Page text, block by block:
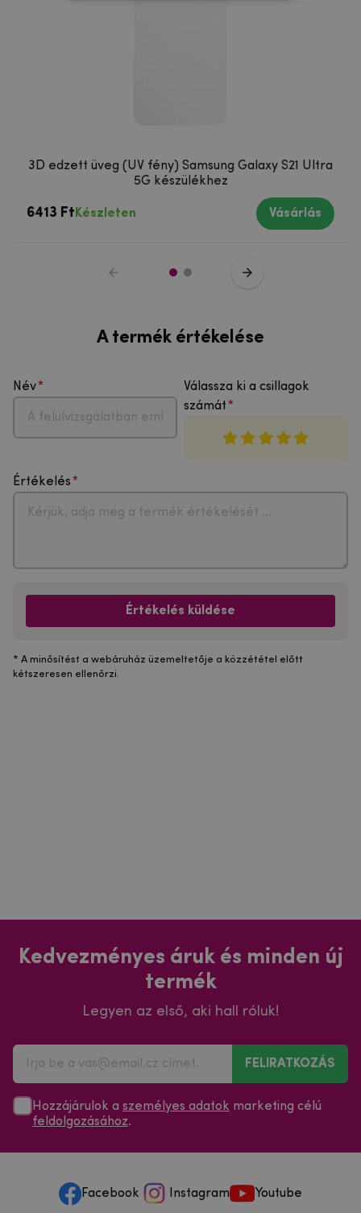
3D edzett üveg (UV fény) Samsung Galaxy S21 Ultra
5G készülékhez
6413 Ft Készleten Vásárlás
A termék értékelése
Név
Válassza ki a csillagok
számát
Értékelés
Értékelés küldése
* A minősítést a webáruház üzemeltetője a közzététel előtt
kétszeresen ellenőrzi.
Kedvezményes áruk és minden új
termék
Legyen az első, aki hall róluk!
FELIRATKOZÁS
Hozzájárulok a személyes adatok marketing célú
feldolgozásához.
Facebook Instagram Youtube